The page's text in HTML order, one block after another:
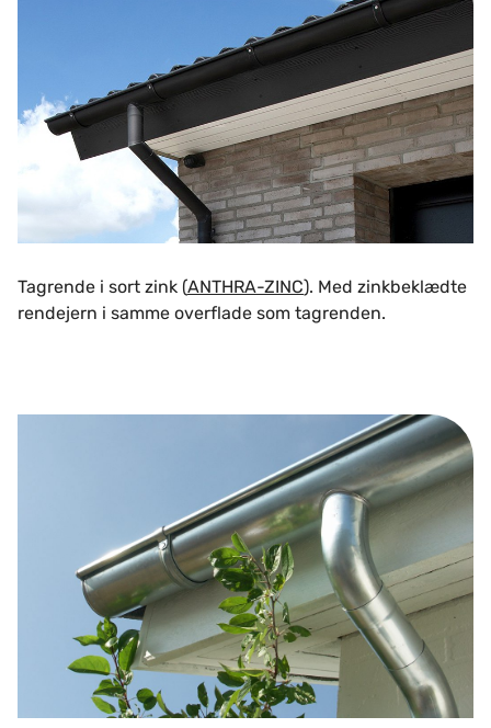
Tagrende i sort zink (ANTHRA-ZINC). Med zinkbeklædte
rendejern i samme overflade som tagrenden.